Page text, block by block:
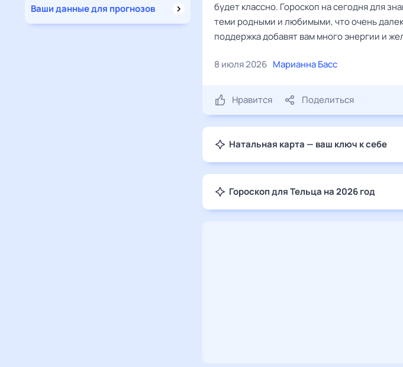
Ваши данные для прогнозов
будет классно. Гороскоп на сегодня для
теми родными и любимыми, что очень
поддержка добавят вам много энергии и
8 июля 2026 Марианна Басс
Нравится Поделиться
Натальная карта — ваш ключ к себе
Гороскоп для Тельца на 2026 год